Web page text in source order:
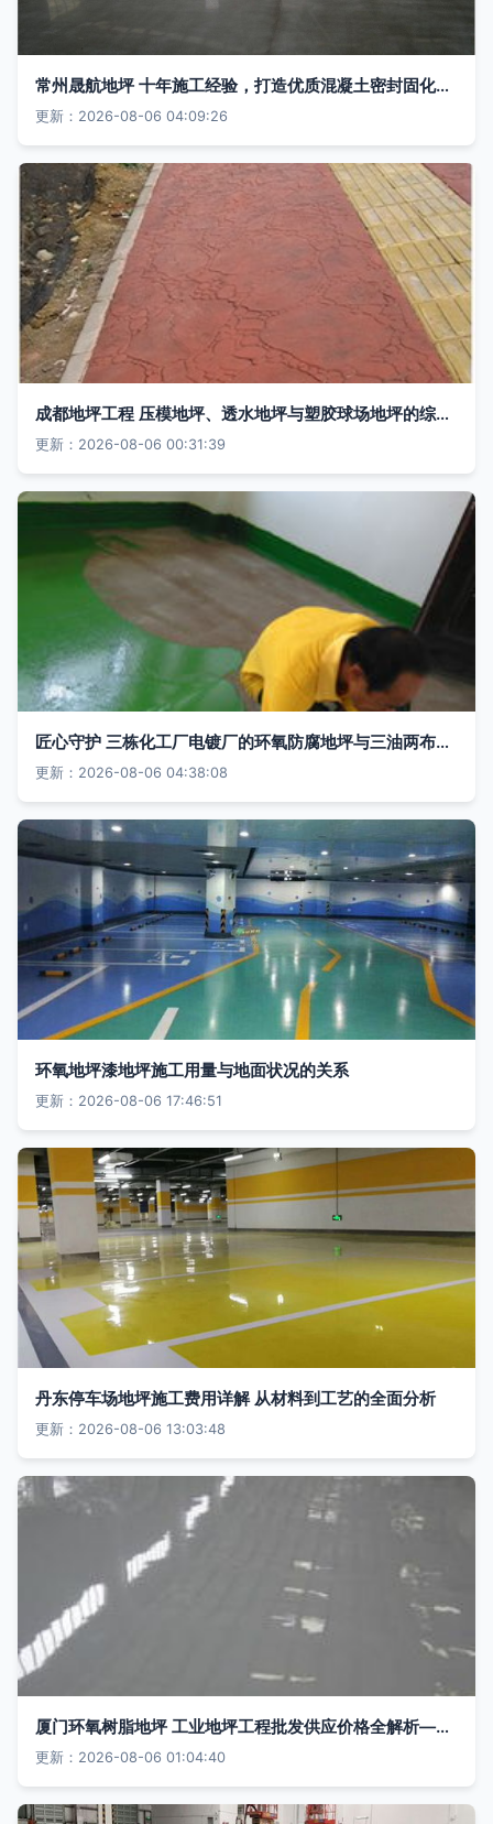
常州晟航地坪 十年施工经验，打造优质混凝土密封固化剂地坪首选品牌
更新：2026-08-06 04:09:26
成都地坪工程 压模地坪、透水地坪与塑胶球场地坪的综合解析
更新：2026-08-06 00:31:39
匠心守护 三栋化工厂电镀厂的环氧防腐地坪与三油两布工程实录
更新：2026-08-06 04:38:08
环氧地坪漆地坪施工用量与地面状况的关系
更新：2026-08-06 17:46:51
丹东停车场地坪施工费用详解 从材料到工艺的全面分析
更新：2026-08-06 13:03:48
厦门环氧树脂地坪 工业地坪工程批发供应价格全解析——谷瀑环保地坪工程优选
更新：2026-08-06 01:04:40